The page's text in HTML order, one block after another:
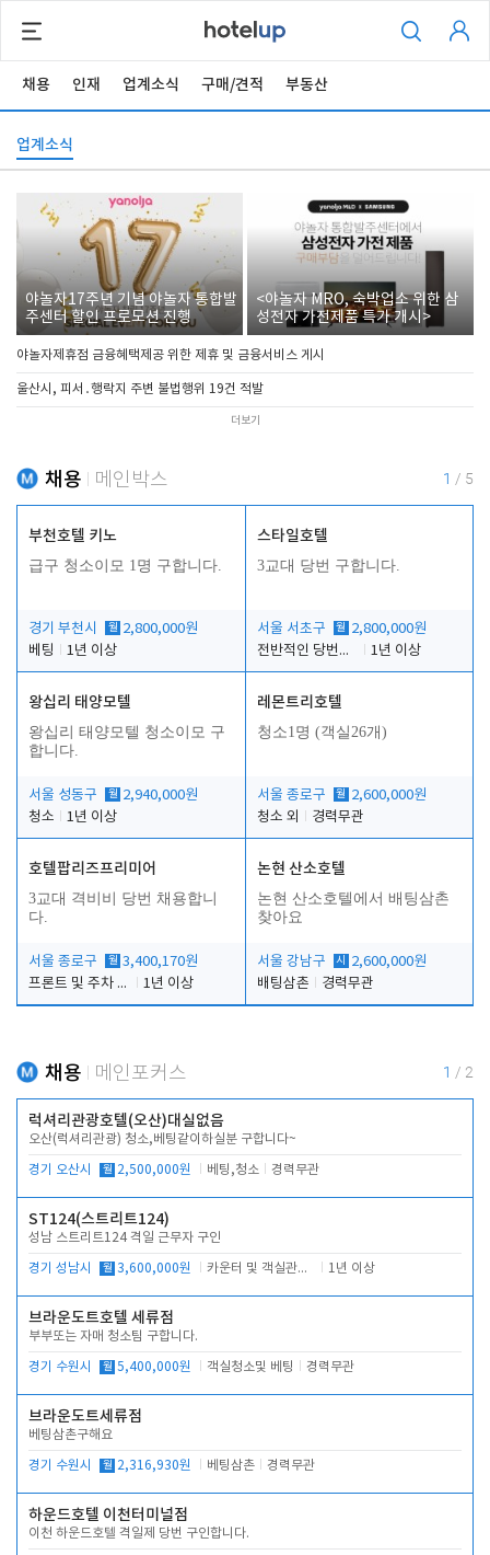
채용 인재 업계소식 구매/견적 부동산
업계소식
야놀자17주년 기념 야놀자 통합발
주센터 할인 프로모션 진행
<야놀자 MRO, 숙박업소 위한 삼
성전자 가전제품 특가 개시>
야놀자제휴점 금융혜택제공 위한 제휴 및 금융서비스 게시
울산시, 피서․행락지 주변 불법행위 19건 적발
더보기
채용 메인박스 1 / 5
부천호텔 키노
급구 청소이모 1명 구합니다.
경기 부천시 월 2,800,000원
베팅
1년 이상
스타일호텔
3교대 당번 구합니다.
서울 서초구 월 2,800,000원
전반적인 당번업무
1년 이상
왕십리 태양모텔
왕십리 태양모텔 청소이모 구
합니다.
서울 성동구 월 2,940,000원
청소
1년 이상
레몬트리호텔
청소1명 (객실26개)
서울 종로구 월 2,600,000원
청소 외
경력무관
호텔팝리즈프리미어
3교대 격비비 당번 채용합니
다.
서울 종로구 월 3,400,170원
프론트 및 주차 객실관리
1년 이상
논현 산소호텔
논현 산소호텔에서 배팅삼촌
찾아요
서울 강남구 시
2,600,000원
배팅삼촌
경력무관
채용 메인포커스 1 / 2
럭셔리관광호텔(오산)대실없음
오산(럭셔리관광) 청소,베팅같이하실분 구합니다~
경기 오산시 월 2,500,000원 베팅,청소 경력무관
ST124(스트리트124)
성남 스트리트124 격일 근무자 구인
경기 성남시 월 3,600,000원 카운터 및 객실관리 전반 1년 이상
브라운도트호텔 세류점
부부또는 자매 청소팀 구합니다.
경기 수원시 월 5,400,000원 객실청소및 베팅 경력무관
브라운도트세류점
베팅삼촌구해요
경기 수원시 월 2,316,930원 베팅삼촌 경력무관
하운드호텔 이천터미널점
이천 하운드호텔 격일제 당번 구인합니다.